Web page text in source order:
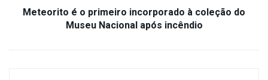
Meteorito é o primeiro incorporado à coleção do
Museu Nacional após incêndio